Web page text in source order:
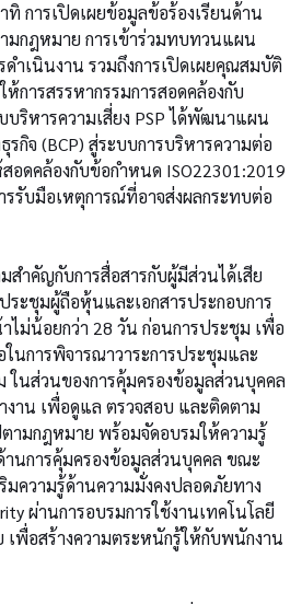
การเปิดเผยข้อมูลข้อร้องเรียนด้าน
มกฎหมาย การเข้าร่วมทบทวนแผน
ำเนินงาน รวมถึงการเปิดเผยคุณสมบัติ
การสรรหากรรมการสอดคล้องกับ
บริหารความเสี่ยง PSP ได้พัฒนาแผน
กิจ (BCP) สู่ระบบการบริหารความต่อ
สอดคล้องกับข้อกำหนด ISO22301:2019
รับมือเหตุการณ์ที่อาจส่งผลกระทบต่อ
สำคัญกับการสื่อสารกับผู้มีส่วนได้เสีย
ะชุมผู้ถือหุ้นและเอกสารประกอบการ
ม่น้อยกว่า 28 วัน ก่อนการประชุม เพื่อ
นการพิจารณาวาระการประชุมและ
ในส่วนของการคุ้มครองข้อมูลส่วนบุคคล
าน เพื่อดูแล ตรวจสอบ และติดตาม
ามกฎหมาย พร้อมจัดอบรมให้ความรู้
านการคุ้มครองข้อมูลส่วนบุคคล ขณะ
มความรู้ด้านความมั่งคงปลอดภัยทาง
ผ่านการอบรมการใช้งานเทคโนโลยี
เพื่อสร้างความตระหนักรู้ให้กับพนักงาน